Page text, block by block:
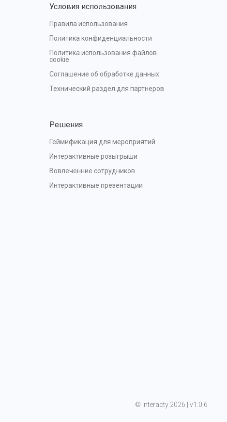
Условия использования
Правила использования
Политика конфиденциальности
Политика использования файлов
cookie
Соглашение об обработке данных
Технический раздел для партнеров
Решения
Геймификация для мероприятий
Интерактивные розыгрыши
Вовлеченние сотрудников
Интерактивные презентации
© Interacty 2026 | v1.0.6